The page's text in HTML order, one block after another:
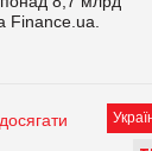
Finance.ua.